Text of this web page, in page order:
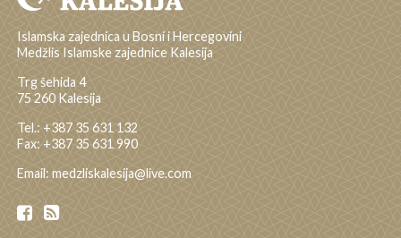
Islamska zajednica u Bosni i Hercegovini
Medžlis Islamske zajednice Kalesija
Trg šehida 4
75 260 Kalesija
Tel.: +387 35 631 132
Fax: +387 35 631 990
Email: medzliskalesija@live.com